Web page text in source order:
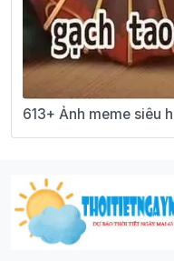
613+ Ảnh meme siêu